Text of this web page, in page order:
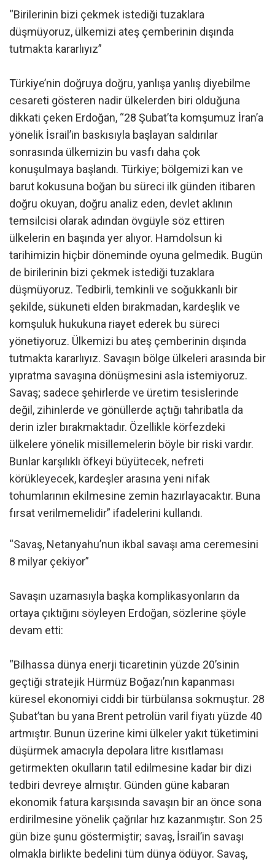
“Birilerinin bizi çekmek istediği tuzaklara
düşmüyoruz, ülkemizi ateş çemberinin dışında
tutmakta kararlıyız”
Türkiye’nin doğruya doğru, yanlışa yanlış diyebilme
cesareti gösteren nadir ülkelerden biri olduğuna
dikkati çeken Erdoğan, “28 Şubat’ta komşumuz İran’a
yönelik İsrail’in baskısıyla başlayan saldırılar
sonrasında ülkemizin bu vasfı daha çok
konuşulmaya başlandı. Türkiye; bölgemizi kan ve
barut kokusuna boğan bu süreci ilk günden itibaren
doğru okuyan, doğru analiz eden, devlet aklının
temsilcisi olarak adından övgüyle söz ettiren
ülkelerin en başında yer alıyor. Hamdolsun ki
tarihimizin hiçbir döneminde oyuna gelmedik. Bugün
de birilerinin bizi çekmek istediği tuzaklara
düşmüyoruz. Tedbirli, temkinli ve soğukkanlı bir
şekilde, sükuneti elden bırakmadan, kardeşlik ve
komşuluk hukukuna riayet ederek bu süreci
yönetiyoruz. Ülkemizi bu ateş çemberinin dışında
tutmakta kararlıyız. Savaşın bölge ülkeleri arasında bir
yıpratma savaşına dönüşmesini asla istemiyoruz.
Savaş; sadece şehirlerde ve üretim tesislerinde
değil, zihinlerde ve gönüllerde açtığı tahribatla da
derin izler bırakmaktadır. Özellikle körfezdeki
ülkelere yönelik misillemelerin böyle bir riski vardır.
Bunlar karşılıklı öfkeyi büyütecek, nefreti
körükleyecek, kardeşler arasına yeni nifak
tohumlarının ekilmesine zemin hazırlayacaktır. Buna
fırsat verilmemelidir” ifadelerini kullandı.
“Savaş, Netanyahu’nun ikbal savaşı ama ceremesini
8 milyar çekiyor”
Savaşın uzamasıyla başka komplikasyonların da
ortaya çıktığını söyleyen Erdoğan, sözlerine şöyle
devam etti:
“Bilhassa dünya enerji ticaretinin yüzde 20’sinin
geçtiği stratejik Hürmüz Boğazı’nın kapanması
küresel ekonomiyi ciddi bir türbülansa sokmuştur. 28
Şubat’tan bu yana Brent petrolün varil fiyatı yüzde 40
artmıştır. Bunun üzerine kimi ülkeler yakıt tüketimini
düşürmek amacıyla depolara litre kısıtlaması
getirmekten okulların tatil edilmesine kadar bir dizi
tedbiri devreye almıştır. Günden güne kabaran
ekonomik fatura karşısında savaşın bir an önce sona
erdirilmesine yönelik çağrılar hız kazanmıştır. Son 25
gün bize şunu göstermiştir; savaş, İsrail’in savaşı
olmakla birlikte bedelini tüm dünya ödüyor. Savaş,